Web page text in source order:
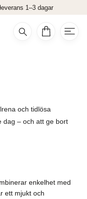
1–3 dagar
och tidlösa
dag – och att ge bort
enkelhet med
ett mjukt och